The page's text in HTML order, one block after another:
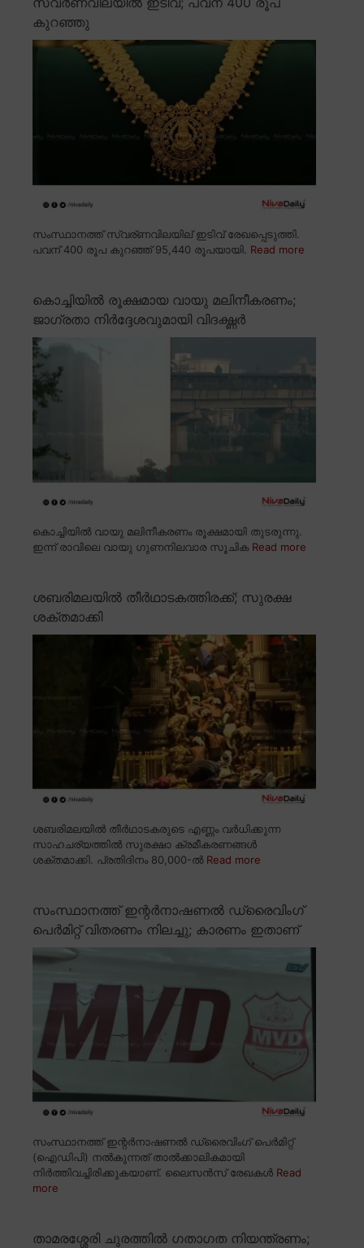
കുറഞ്ഞു
സംസ്ഥാനത്ത് സ്വര്ണവിലയില് ഇടിവ് രേഖപ്പെടുത്തി.
പവന് 400 രൂപ കുറഞ്ഞ് 95,440 രൂപയായി. Read more
കൊച്ചിയിൽ രൂക്ഷമായ വായു മലിനീകരണം;
ജാഗ്രതാ നിർദ്ദേശവുമായി വിദഗ്ദ്ധർ
കൊച്ചിയിൽ വായു മലിനീകരണം രൂക്ഷമായി തുടരുന്നു.
ഇന്ന് രാവിലെ വായു ഗുണനിലവാര സൂചിക Read more
ശബരിമലയിൽ തീർഥാടകത്തിരക്ക്; സുരക്ഷ
ശക്തമാക്കി
ശബരിമലയിൽ തീർഥാടകരുടെ എണ്ണം വർധിക്കുന്ന
സാഹചര്യത്തിൽ സുരക്ഷാ ക്രമീകരണങ്ങൾ
ശക്തമാക്കി. പ്രതിദിനം 80,000-ൽ Read more
സംസ്ഥാനത്ത് ഇന്റർനാഷണൽ ഡ്രൈവിംഗ്
പെർമിറ്റ് വിതരണം നിലച്ചു; കാരണം ഇതാണ്
സംസ്ഥാനത്ത് ഇന്റർനാഷണൽ ഡ്രൈവിംഗ് പെർമിറ്റ്
(ഐഡിപി) നൽകുന്നത് താൽക്കാലികമായി
നിർത്തിവച്ചിരിക്കുകയാണ്. ലൈസൻസ് രേഖകൾ Read
more
താമരശ്ശേരി ചുരത്തിൽ ഗതാഗത നിയന്ത്രണം;